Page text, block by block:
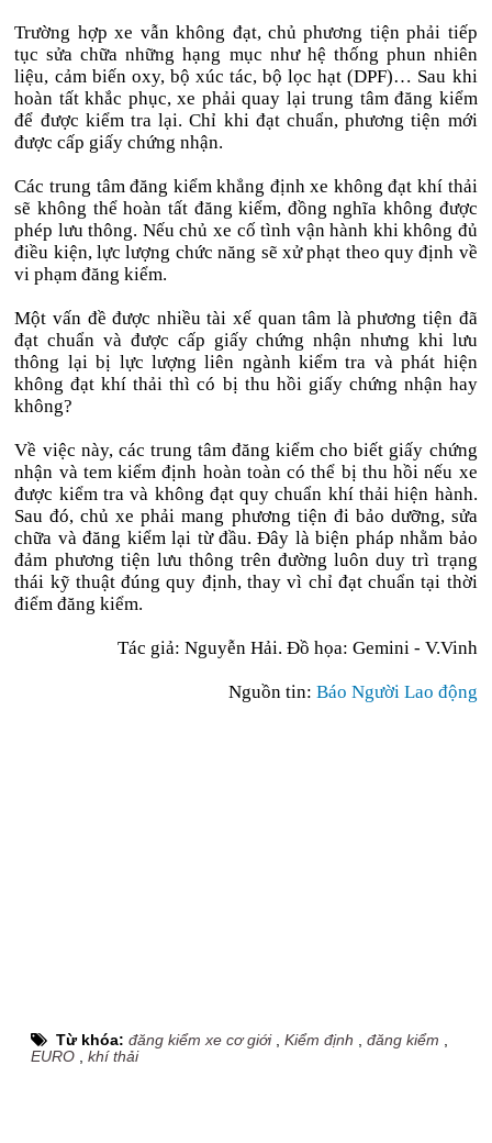
Trường hợp xe vẫn không đạt, chủ phương tiện phải tiếp
tục sửa chữa những hạng mục như hệ thống phun nhiên
liệu, cảm biến oxy, bộ xúc tác, bộ lọc hạt (DPF)… Sau khi
hoàn tất khắc phục, xe phải quay lại trung tâm đăng kiểm
để được kiểm tra lại. Chỉ khi đạt chuẩn, phương tiện mới
được cấp giấy chứng nhận.
Các trung tâm đăng kiểm khẳng định xe không đạt khí thải
sẽ không thể hoàn tất đăng kiểm, đồng nghĩa không được
phép lưu thông. Nếu chủ xe cố tình vận hành khi không đủ
điều kiện, lực lượng chức năng sẽ xử phạt theo quy định về
vi phạm đăng kiểm.
Một vấn đề được nhiều tài xế quan tâm là phương tiện đã
đạt chuẩn và được cấp giấy chứng nhận nhưng khi lưu
thông lại bị lực lượng liên ngành kiểm tra và phát hiện
không đạt khí thải thì có bị thu hồi giấy chứng nhận hay
không?
Về việc này, các trung tâm đăng kiểm cho biết giấy chứng
nhận và tem kiểm định hoàn toàn có thể bị thu hồi nếu xe
được kiểm tra và không đạt quy chuẩn khí thải hiện hành.
Sau đó, chủ xe phải mang phương tiện đi bảo dưỡng, sửa
chữa và đăng kiểm lại từ đầu. Đây là biện pháp nhằm bảo
đảm phương tiện lưu thông trên đường luôn duy trì trạng
thái kỹ thuật đúng quy định, thay vì chỉ đạt chuẩn tại thời
điểm đăng kiểm.
Tác giả: Nguyễn Hải. Đồ họa: Gemini - V.Vinh
Nguồn tin: Báo Người Lao động
Từ khóa:đăng kiểm xe cơ giới,Kiểm định ,đăng kiểm
EURO ,khí thải